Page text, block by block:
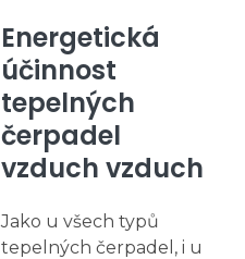
Energetická
účinnost
tepelných
čerpadel
vzduch vzduch
Jako u všech typů
tepelných čerpadel, i u